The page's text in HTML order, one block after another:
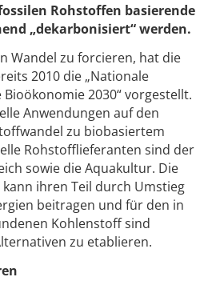
Rohstoffen basierende
„dekarbonisiert“ werden.
Wandel zu forcieren, hat die
2010 die „Nationale
2030“ vorgestellt.
Anwendungen auf den
zu biobasiertem
Rohstofflieferanten sind der
sowie die Aquakultur. Die
ihren Teil durch Umstieg
beitragen und für den in
Kohlenstoff sind
zu etablieren.